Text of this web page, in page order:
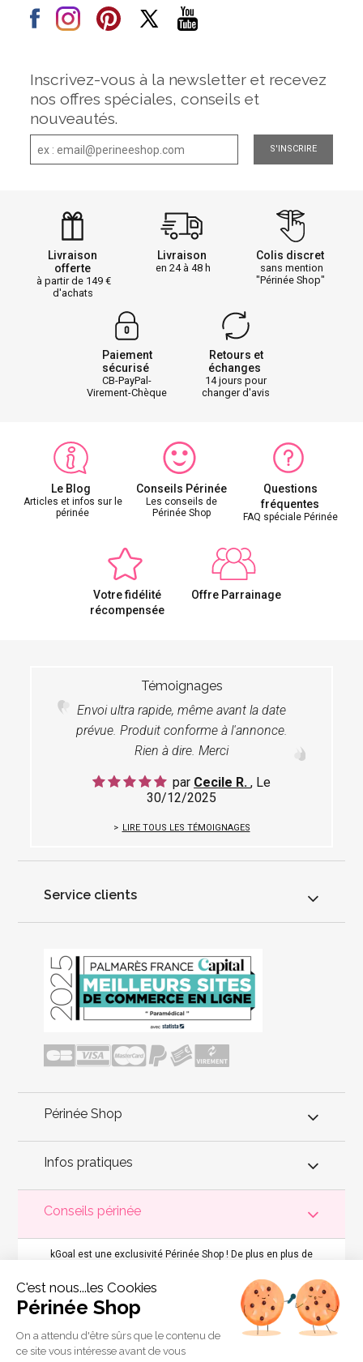
Inscrivez-vous à la newsletter et recevez
nos offres spéciales, conseils et
nouveautés.
S'INSCRIRE
Livraison
offerte
à partir de 149
d'achats
Livraison
en 24 à 48 h
Colis discret
sans mention
"Périnée Shop"
Paiement
sécurisé
CB-PayPal-
Virement-Chèque
Retours et
échanges
14 jours pour
changer d'avis
Le Blog
Articles et infos sur le
périnée
Conseils Périnée
Les conseils de
Périnée Shop
Questions
fréquentes
FAQ spéciale Périnée
Votre fidélité
récompensée
Offre Parrainage
Témoignages
Envoi ultra rapide, même avant la date
prévue. Produit conforme à l'annonce.
Rien à dire. Merci
par Cecile R. , Le
30/12/2025
LIRE TOUS LES TÉMOIGNAGES
Service clients
Périnée Shop
Infos pratiques
Conseils périnée
kGoal est une exclusivité Périnée Shop ! De plus en plus de
de détecter la contraction du périnée. Avec kGoal, c'est
possible ! Grâce au système à air, kGoal détecte la moindre
contraction périnéale et la transmet sur l'application dédiée.
Ainsi, vous apprenez à renforcer correctement les muscles du
périnée. Les divers exercices de l'application permettent de les
contracter différemment : longtemps, rapidement ou en tenant
la contraction périnéale au maximum. kGoal, Pour retrouver un
C'est nous...les Cookies
Périnée Shop
On a attendu d'être sûrs que le contenu de
ce site vous intéresse avant de vous